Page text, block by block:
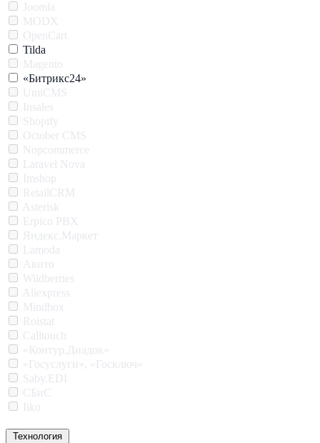
Joomla
MODX
OpenCart
Tilda
Magento
«Битрикс24»
UmiCMS
Insales
Shopify
October CMS
Nopcommerce
Laravel Nova
Imshop
RetailCRM
Asterisk
Erpico PBX
Яндекс.Маркет
Lamoda
Авито
Wildberries
Aliexpress
Mindbox
Roistat
Calltouch
«Контур.Диадок»
«Госуслуги», «Госключ»
Saby.EDI
СБиС
Iiko
Технология